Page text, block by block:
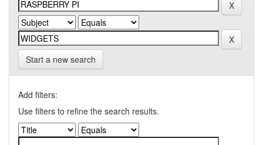
Start a new search
Add filters:
Use filters to refine the search results.